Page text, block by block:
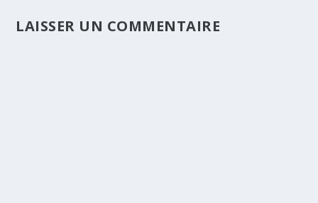
LAISSER UN COMMENTAIRE